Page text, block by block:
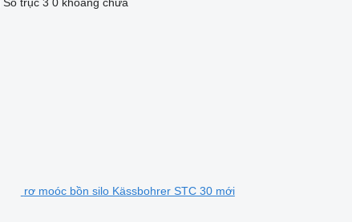
rơ moóc bồn silo Kässbohrer STC 30 mới